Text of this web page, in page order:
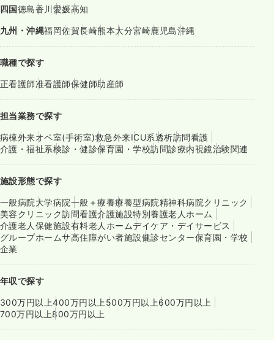
四国徳島香川愛媛高知
九州・沖縄福岡佐賀長崎熊本大分宮崎鹿児島沖縄
職種で探す
正看護師准看護師保健師助産師
担当業務で探す
病棟外来オペ室(手術室)救急外来ICU系透析訪問看護
介護・福祉系検診・健診保育園・学校訪問診療内視鏡治験関連
施設形態で探す
一般病院大学病院一般＋療養療養型病院精神科病院クリニック
美容クリニック訪問看護介護施設特別養護老人ホーム
介護老人保健施設有料老人ホームデイケア・デイサービス
グループホームサ高住障がい者施設健診センター保育園・学校
企業
年収で探す
300万円以上400万円以上 500万円以上600万円以上
700万円以上800万円以上